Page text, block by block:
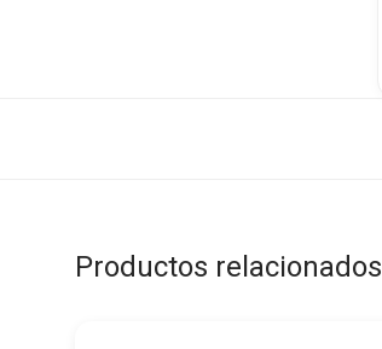
Productos relacionados